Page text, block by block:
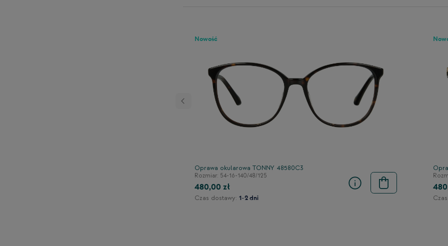
Nowość
Oprawa okularowa TONNY 48580C3
Rozmiar: 54-16-140/48/125
480,00 zł
Czas dostawy: 1-2 dni